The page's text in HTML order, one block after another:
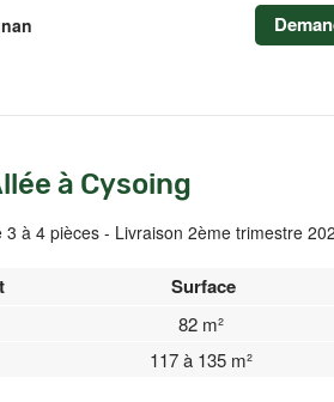
à Cysoing
3 à 4 pièces - Livraison 2ème trimestre
Surface
82 m²
117 à 135 m²